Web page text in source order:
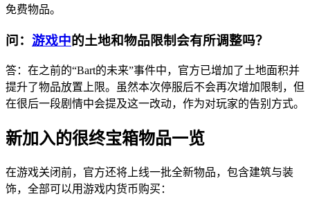
免费物品。
问： 游戏中的土地和物品限制会有所调整吗？
答：在之前的“Bart的未来”事件中，官方已增加了土地面积并
提升了物品放置上限。虽然本次停服后不会再次增加限制，但
在很后一段剧情中会提及这一改动，作为对玩家的告别方式。
新加入的很终宝箱物品一览
在游戏关闭前，官方还将上线一批全新物品，包含建筑与装
饰，全部可以用游戏内货币购买：